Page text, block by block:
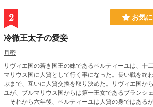
2 お気
冷徹王太子の愛妾
月密
リヴィエ国の若き国王の妹であるベルティーユは、十
マリウス国に人質として行く事になった。長い戦を終
ぶまで、互いに人質交換を取り決めた。リヴィエ国か
ユが、ブルマリウス国からは第一王女であるブランシ
それから六年後、ベルティーユは人質の身ではある